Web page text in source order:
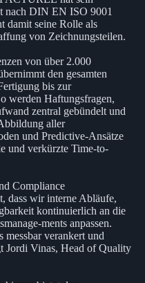
nach DIN EN ISO 9001
damit seine Rolle als
von Zeichnungsteilen.
von über 2.000
den gesamten
bis zur
werden Haftungsfragen,
zentral gebündelt und
aller
und Predictive-Ansätze
und verkürzte Time-to-
Compliance
dass wir interne Abläufe,
kontinuierlich an die
ments anpassen.
messbar verankert und
Jordi Vinas, Head of Quality